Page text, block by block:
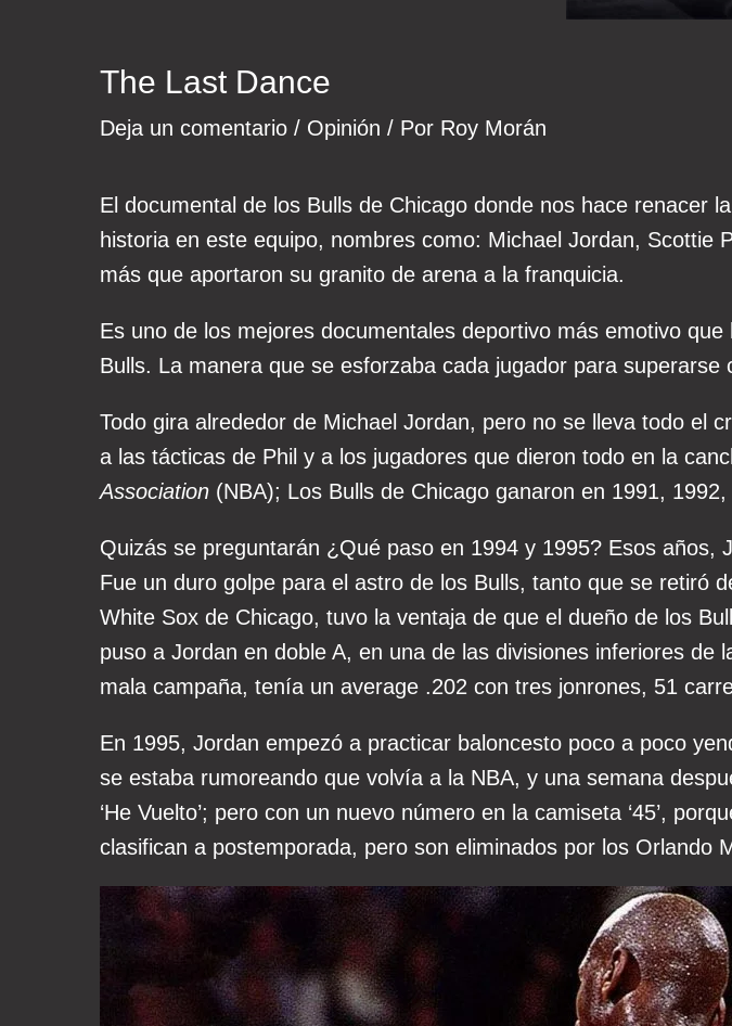
The Last Dance
Deja un comentario / Opinión / Por Roy Morán
El documental de los Bulls de Chicago donde nos hace renacer
historia en este equipo, nombres como: Michael Jordan,
más que aportaron su granito de arena a la franquicia.
Es uno de los mejores documentales deportivo más emotivo
Bulls. La manera que se esforzaba cada jugador para
Todo gira alrededor de Michael Jordan, pero no se lleva todo el
a las tácticas de Phil y a los jugadores que dieron todo en la
Association (NBA); Los Bulls de Chicago ganaron en 1991,
Quizás se preguntarán ¿Qué paso en 1994 y 1995? Esos
Fue un duro golpe para el astro de los Bulls, tanto que se retiró
White Sox de Chicago, tuvo la ventaja de que el dueño de los
puso a Jordan en doble A, en una de las divisiones inferiores
mala campaña, tenía un average .202 con tres jonrones, 51
En 1995, Jordan empezó a practicar baloncesto poco a poco
se estaba rumoreando que volvía a la NBA, y una semana
‘He Vuelto’; pero con un nuevo número en la camiseta ‘45’,
clasifican a postemporada, pero son eliminados por los Orlando